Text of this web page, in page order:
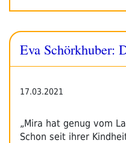
Eva Schörkhuber:
17.03.2021
„Mira hat genug vom
Schon seit ihrer